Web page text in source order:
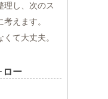
理し、次のス
えます。
て大丈夫。
ロー